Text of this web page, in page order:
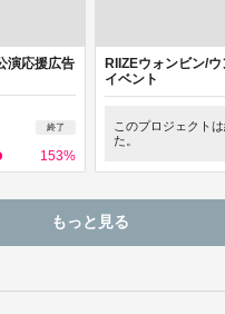
演応援広告
終了
153%
RIIZEウォンビン/
イベント
このプロジェクト
た。
もっと見る